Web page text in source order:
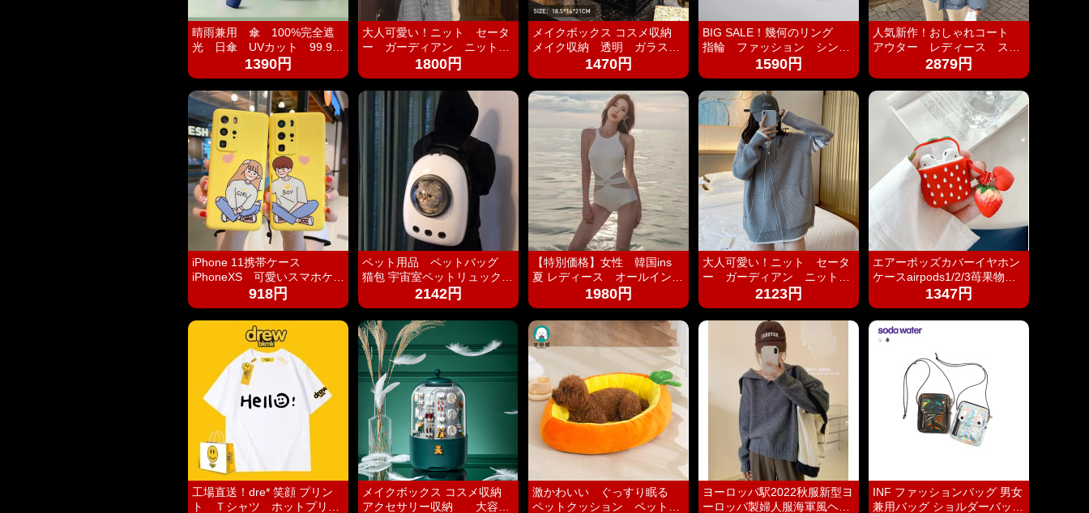
晴雨兼用 傘 100%完全遮
光 日傘 UVカット 99.9%
紫外線対策 UVケア 折りた
たみ傘 遮光 遮熱 撥水
耐風 軽量 熱中症対策 お
しゃれ コンパクト かわい
い
1390円
大人可愛い！ニット セータ
ー ガーディアン ニットカ
ーデ レディース トップ
ス おしゃれ 定番 かわい
い シンプルデザイン カジ
ュアル レトロ ゆったり 暖
かい 防寒 中厚手
1800円
メイクボックス コスメ収納
メイク収納 透明 ガラス
大容量 持ち運び 化粧品収納
ボックス 化粧品収納箱 引
き出し 蓋付き 防塵 防水 浴室
洗面所 収納 オシャレ3段式 化
粧品入れ 小物入れ デスクト
ップ収納 パール付き
1470円
BIG SALE！幾何のリング
指輪 ファッション シンプ
ル カワイイ 花 木の葉
ハート 軽く 贅沢 ins 指
輪 シルバー925 silver925
1590円
人気新作！おしゃれコート
アウター レディース スプ
リングコート ロングコート
ロングカーディガン 羽織り
トレンチ スプリング ジャケ
ット ロング 大きいサイズ
シンプル かわいい きれいめ
カジュアル
2879円
iPhone 11携帯ケース
iPhoneXS 可愛いスマホケー
918円
ペット用品 ペットバッグ
猫包 宇宙室ペットリュックサ
ック猫外出ポータブル犬包双
肩包猫籠猫用品犬リュックサ
ック
2142円
【特別価格】女性 韓国ins
夏 レディース オールインワ
ン ワンピース水着 セクシ
ー水着 かわいい水着 オト
ナ女子 おしゃれ
1980円
大人可愛い！ニット セータ
ー ガーディアン ニットカ
ーデ レディース トップ
ス おしゃれ 定番 かわい
い シンプルデザイン カジ
ュアル レトロ ゆったり 暖
かい 防寒 中厚手
2123円
エアーポッズカバーイヤホン
ケースairpods1/2/3苺果物シ
リコン可愛いストラップ付き
1347円
工場直送！dre* 笑顔 プリン
ト Ｔシャツ ホットプリン
メイクボックス コスメ収納
アクセサリー収納 大容量
激かわいい ぐっすり眠る
ペットクッション ペットベ
ヨーロッパ駅2022秋服新型ヨ
ーロッパ製婦人服海軍風ヘッ
INF ファッションバッグ 男女
兼用バッグ ショルダーバッグ